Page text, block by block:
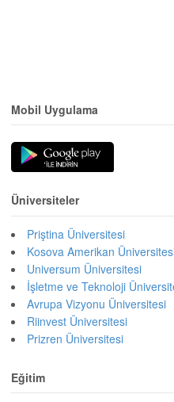
Mobil Uygulama
Üniversiteler
Priştina Üniversitesi
Kosova Amerikan
Universum Üniversitesi
İşletme ve Teknoloji
Avrupa Vizyonu Üniversitesi
Riinvest Üniversitesi
Prizren Üniversitesi
Eğitim